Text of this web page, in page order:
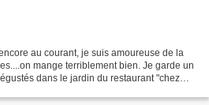
au courant, je suis amoureuse de la
mange terriblement bien. Je garde un
dans le jardin du restaurant "chez